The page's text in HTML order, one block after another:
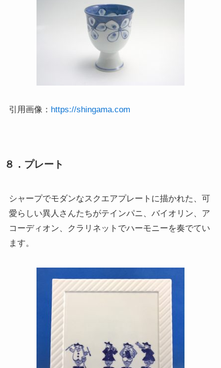
引用画像： https://shingama.com
８．プレート
シャープでモダンなスクエアプレートに描かれた、可
愛らしい異人さんたちがテインパニ、バイオリン、ア
コーディオン、クラリネットでハーモニーを奏でてい
ます。